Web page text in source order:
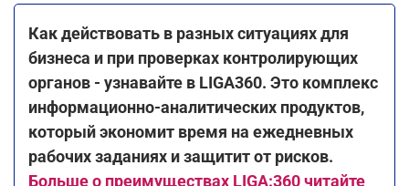
Как действовать в разных ситуациях для
бизнеса и при проверках контролирующих
органов - узнавайте в LIGA360. Это комплекс
информационно-аналитических продуктов,
который экономит время на ежедневных
рабочих заданиях и защитит от рисков.
Больше о преимуществах LIGA:360 читайте